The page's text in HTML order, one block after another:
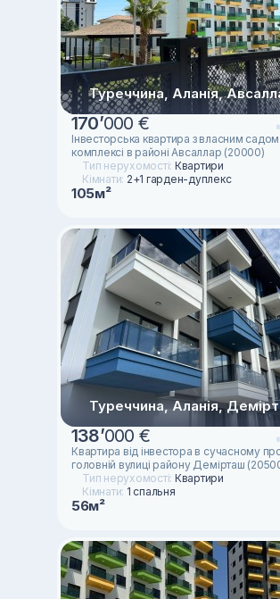
Туреччина, Аланія,
170’000 €
Інвесторська квартира з власним
комплексі в районі Авсаллар (20000)
Тип нерухомості: Квартири
Кімнати: 2+1 гарден-дуплекс
105м²
Туреччина, Аланія,
138’000 €
Квартира від інвестора в сучасному
головній вулиці району Демірташ
Тип нерухомості: Квартири
Кімнати: 1 спальня
56м²